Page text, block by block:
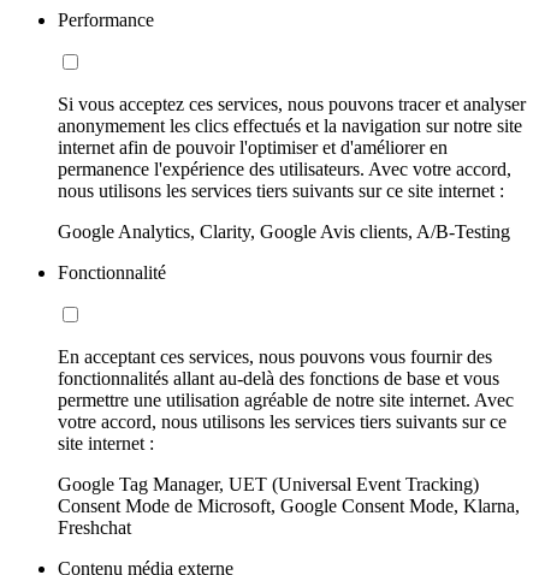
Performance
Si vous acceptez ces services, nous pouvons tracer et analyser
anonymement les clics effectués et la navigation sur notre site
internet afin de pouvoir l'optimiser et d'améliorer en
permanence l'expérience des utilisateurs. Avec votre accord,
nous utilisons les services tiers suivants sur ce site internet :
Google Analytics, Clarity, Google Avis clients, A/B-Testing
Fonctionnalité
En acceptant ces services, nous pouvons vous fournir des
fonctionnalités allant au-delà des fonctions de base et vous
permettre une utilisation agréable de notre site internet. Avec
votre accord, nous utilisons les services tiers suivants sur ce
site internet :
Google Tag Manager, UET (Universal Event Tracking)
Consent Mode de Microsoft, Google Consent Mode, Klarna,
Freshchat
Contenu média externe